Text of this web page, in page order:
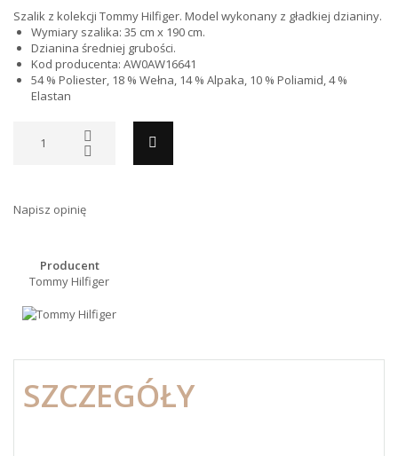
Szalik z kolekcji Tommy Hilfiger. Model wykonany z gładkiej dzianiny.
Wymiary szalika: 35 cm x 190 cm.
Dzianina średniej grubości.
Kod producenta: AW0AW16641
54 % Poliester, 18 % Wełna, 14 % Alpaka, 10 % Poliamid, 4 %
Elastan
Napisz opinię
Producent
Tommy Hilfiger
SZCZEGÓŁY